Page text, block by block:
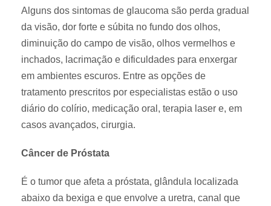
Alguns dos sintomas de glaucoma são perda gradual
da visão, dor forte e súbita no fundo dos olhos,
diminuição do campo de visão, olhos vermelhos e
inchados, lacrimação e dificuldades para enxergar
em ambientes escuros. Entre as opções de
tratamento prescritos por especialistas estão o uso
diário do colírio, medicação oral, terapia laser e, em
casos avançados, cirurgia.
Câncer de Próstata
É o tumor que afeta a próstata, glândula localizada
abaixo da bexiga e que envolve a uretra, canal que